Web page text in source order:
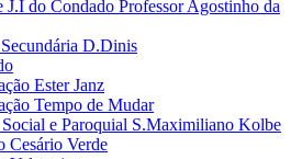
J.I do Condado Professor Agostinho da
D.Dinis
Ester Janz
Tempo de Mudar
e Paroquial S.Maximiliano Kolbe
Cesário Verde